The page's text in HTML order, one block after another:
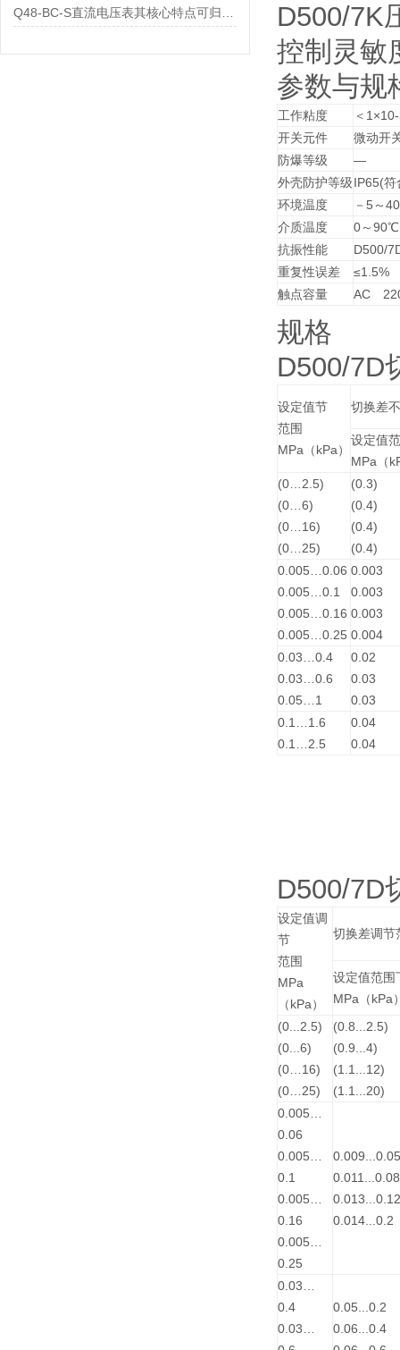
D500/7K
控制灵敏
参数与规
工作粘度
＜
开关元件
微动开
防爆等级
―
外壳防护等级IP65(
环境温度
－5～
介质温度
0～90℃
抗振性能
D500/
重复性误差
≤1.5%
触点容量
AC
规格
D500/7D
设定值节
范围
MPa（kPa）
切换差
设定值
MPa（
(0…2.5)
(0…6)
(0…16)
(0…25)
(0.3)
(0.4)
(0.4)
(0.4)
0.005…0.06
0.005…0.1
0.005…0.16
0.005…0.25
0.003
0.003
0.003
0.004
0.03…0.4
0.03…0.6
0.05…1
0.02
0.03
0.03
0.1…1.6
0.1…2.5
0.04
0.04
D500/7D
设定值调
节
范围
MPa
（kPa）
切换差调节
设定值范围
MPa（kPa
(0...2.5)
(0...6)
(0…16)
(0…25)
(0.8...2.5)
(0.9...4)
(1.1...12)
(1.1...20)
0.005…
0.06
0.005…
0.1
0.005…
0.16
0.005…
0.25
0.009...0.05
0.011...0.08
0.013...0.12
0.014...0.2
0.03…
0.4
0.03…
0.05...0.2
0.06...0.4